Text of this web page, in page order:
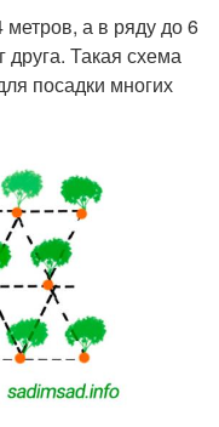
а в ряду до 6
друга. Такая схема
посадки многих